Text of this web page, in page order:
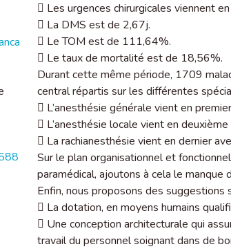
 Les urgences chirurgicales viennent
 La DMS est de 2,67j.
 Le TOM est de 111,64%.
 Le taux de mortalité est de 18,56%.
Durant cette même période, 1709
central répartis sur les différentes
 L’anesthésie générale vient en
 L’anesthésie locale vient en
 La rachianesthésie vient en dernier
Sur le plan organisationnel et
paramédical, ajoutons à cela le manque
Enfin, nous proposons des suggestions
 La dotation, en moyens humains
 Une conception architecturale qui
travail du personnel soignant dans de